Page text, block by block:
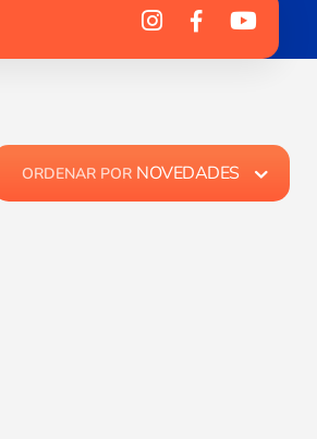
ORDENAR POR NOVEDADES